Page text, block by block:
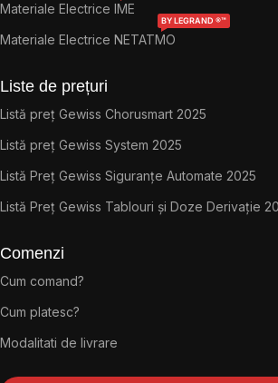
Materiale Electrice IME
Materiale Electrice NETATMO
BY LEGRAND ®™
Liste de prețuri
Listă preț Gewiss Chorusmart 2025
Listă preț Gewiss System 2025
Listă Preț Gewiss Siguranțe Automate 2025
Listă Preț Gewiss Tablouri și Doze Derivație
Comenzi
Cum comand?
Cum platesc?
Modalitati de livrare